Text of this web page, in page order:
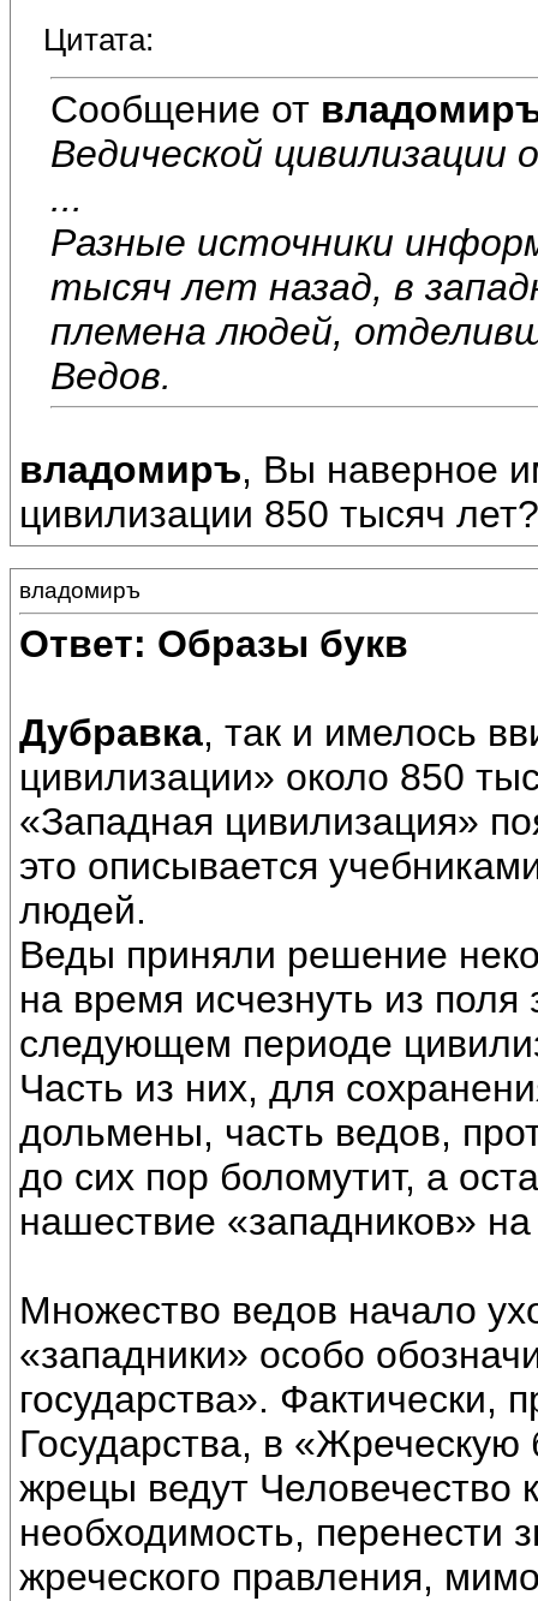
Цитата:
Сообщение от
Ведической цивилизации
...
Разные источники
тысяч лет назад, в
племена людей,
Ведов.
владомиръ, Вы наверное
цивилизации 850 тысяч лет?
владомиръ
Ответ: Образы букв
Дубравка, так и имелось
цивилизации» около 850
«Западная цивилизация»
это описывается
людей.
Веды приняли решение
на время исчезнуть из поля
следующем периоде
Часть из них, для
дольмены, часть ведов,
до сих пор боломутит, а
нашествие «западников»
Множество ведов начало
«западники» особо
государства».
Государства, в «Жреческую
жрецы ведут Человечество
необходимость, перенести
жреческого правления,